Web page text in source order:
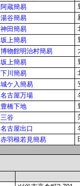
阿蔵簡易
湯谷簡易
神田簡易
坂上簡易
博物館明治村簡易
坂上簡易
下川簡易
城ケ入簡易
名古屋万場
豊橋下地
三谷
名古屋出口
赤羽根若見簡易